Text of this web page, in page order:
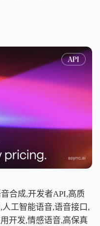
合成,开发者API,高质
工智能语音,语音接口,
开发,情感语音,高保真